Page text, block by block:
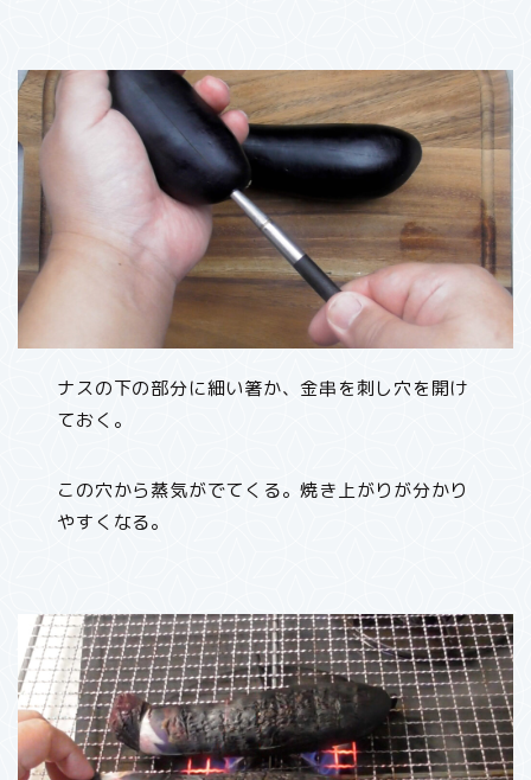
ナスの下の部分に細い箸か、金串を刺し穴を開け
ておく。
この穴から蒸気がでてくる。焼き上がりが分かり
やすくなる。